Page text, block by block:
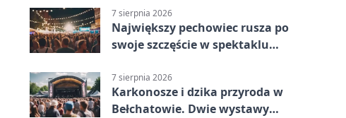
7 sierpnia 2026
Największy pechowiec rusza po
swoje szczęście w spektaklu
7 sierpnia 2026
Karkonosze i dzika przyroda w
Bełchatowie. Dwie wystawy